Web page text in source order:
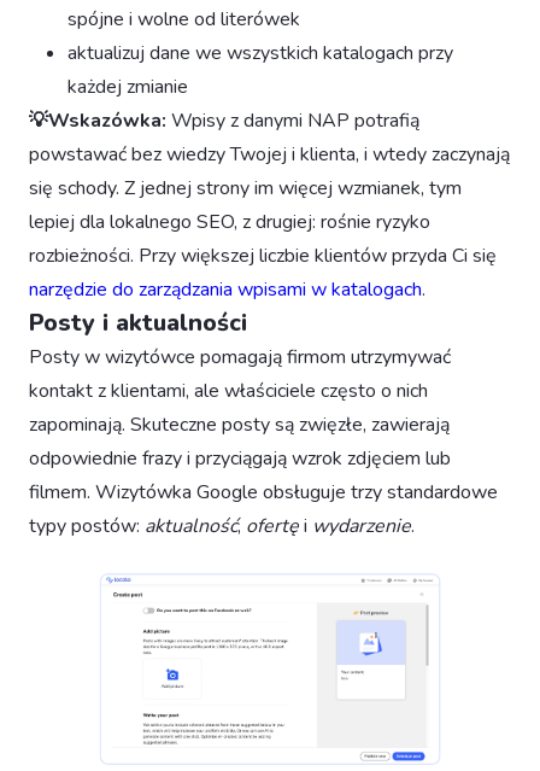
spójne i wolne od literówek
aktualizuj dane we wszystkich katalogach przy
każdej zmianie
💡Wskazówka: Wpisy z danymi NAP potrafią
powstawać bez wiedzy Twojej i klienta, i wtedy zaczynają
się schody. Z jednej strony im więcej wzmianek, tym
lepiej dla lokalnego SEO, z drugiej: rośnie ryzyko
rozbieżności. Przy większej liczbie klientów przyda Ci się
narzędzie do zarządzania wpisami w katalogach.
Posty i aktualności
Posty w wizytówce pomagają firmom utrzymywać
kontakt z klientami, ale właściciele często o nich
zapominają. Skuteczne posty są zwięzłe, zawierają
odpowiednie frazy i przyciągają wzrok zdjęciem lub
filmem. Wizytówka Google obsługuje trzy standardowe
typy postów: aktualność, ofertęi wydarzenie.